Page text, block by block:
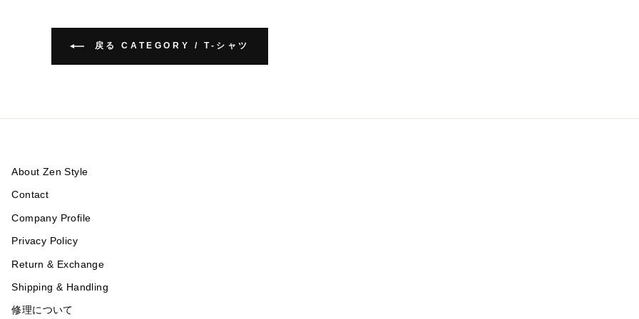
戻る CATEGORY / T-シャツ
About Zen Style
Contact
Company Profile
Privacy Policy
Return & Exchange
Shipping & Handling
修理について